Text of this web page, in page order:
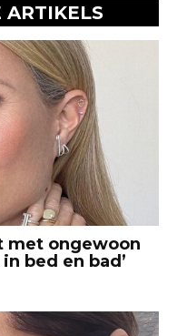
ARTIKELS
met ongewoon
bed en bad’